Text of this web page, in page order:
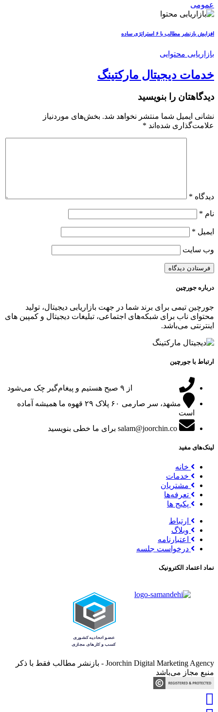
عمومی
افزایش بازنشر مطالب با ۶ استراتژی ساده
بازاریابی محتوایی
خدمات دیجیتال مارکتینگ
دیدگاهتان را بنویسید
نشانی ایمیل شما منتشر نخواهد شد. بخش‌های موردنیاز
علامت‌گذاری شده‌اند *
دیدگاه *
نام *
ایمیل *
وب‌ سایت
درباره جورچین
جورچین تیمی برای برند شما در جهت بازاریابی دیجیتال، تولید
محتوای ناب برای شبکه‌های اجتماعی، تبلیغات دیجیتال و کمپین های
اینترنتی می‌باشد.
ارتباط با جورچین
از ۹ صبح هستیم و پیغام‌گیر چک می‌شود
مشهد، سر صارمی ۶۰ پلاک ۲۹
قهوه ما همیشه آماده
است
salam@joorchin.co برای ما خطی بنویسید
لینک‌های مفید
خانه
خدمات
مشتریان
تعرفه‌ها
پکیج ها
ارتباط
وبلاگ
اعتبارنامه
درخواست جلسه
نماد اعتماد الکترونیک
Joorchin Digital Marketing Agency - بازنشر مطالب فقط با ذکر
منبع مجاز می‌باشد